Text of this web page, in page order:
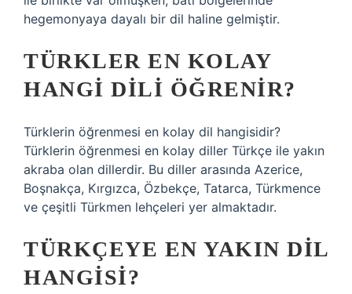
hegemonyaya dayalı bir dil haline gelmiştir.
TÜRKLER EN KOLAY
HANGI DILI ÖĞRENIR?
Türklerin öğrenmesi en kolay dil hangisidir?
Türklerin öğrenmesi en kolay diller Türkçe ile yakın
akraba olan dillerdir. Bu diller arasında Azerice,
Boşnakça, Kırgızca, Özbekçe, Tatarca, Türkmence
ve çeşitli Türkmen lehçeleri yer almaktadır.
TÜRKÇEYE EN YAKIN DIL
HANGISI?